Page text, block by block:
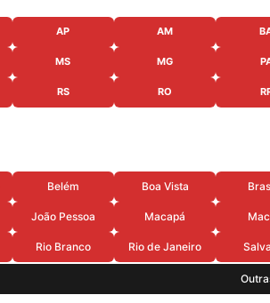
AP AM
MS MG
RS RO
Belém Boa Vista
João Pessoa Macapá
Rio Branco Rio de Janeiro